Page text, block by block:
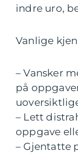
indre uro,
Vanlige
– Vansker
på
– Lett
oppgave
– Gjentatte